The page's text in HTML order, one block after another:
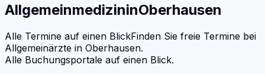
AllgemeinmedizininOberhausen
Alle Termine auf einen BlickFinden Sie freie Termine bei
Allgemeinärzte in Oberhausen.
Alle Buchungsportale auf einen Blick.